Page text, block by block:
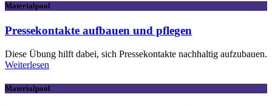
Materialpool
Pressekontakte aufbauen und pflegen
Diese Übung hilft dabei, sich Pressekontakte nachhaltig aufzubauen.
Weiterlesen
Materialpool